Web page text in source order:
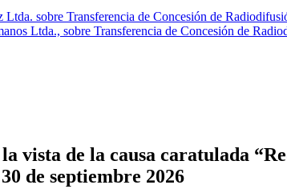
sobre Transferencia de Concesión de
Ltda., sobre Transferencia de Concesión de
vista de la causa caratulada
de septiembre 2026